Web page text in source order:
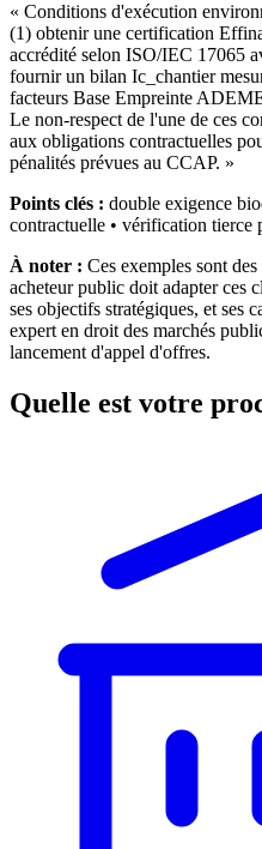
« Conditions d'exécution
(1) obtenir une certification
accrédité selon ISO/IEC 17065
fournir un bilan Ic_chantier
facteurs Base Empreinte
Le non-respect de l'une de ces
aux obligations contractuelles
pénalités prévues au CCAP. »
Points clés : double exigence
contractuelle • vérification tierce
À noter : Ces exemples sont
acheteur public doit adapter ces
ses objectifs stratégiques, et ses
expert en droit des marchés
lancement d'appel d'offres.
Quelle est votre